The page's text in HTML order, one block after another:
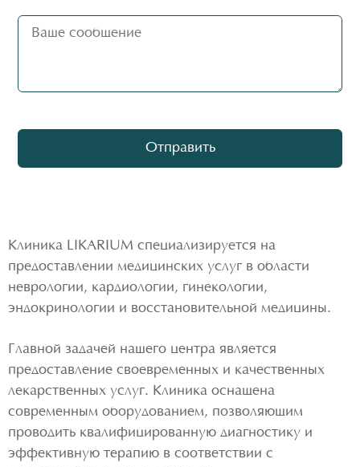
Клиника LIKARIUM специализируется на
предоставлении медицинских услуг в области
неврологии, кардиологии, гинекологии,
эндокринологии и восстановительной медицины.
Главной задачей нашего центра является
предоставление своевременных и качественных
лекарственных услуг. Клиника оснащена
современным оборудованием, позволяющим
проводить квалифицированную диагностику и
эффективную терапию в соответствии с